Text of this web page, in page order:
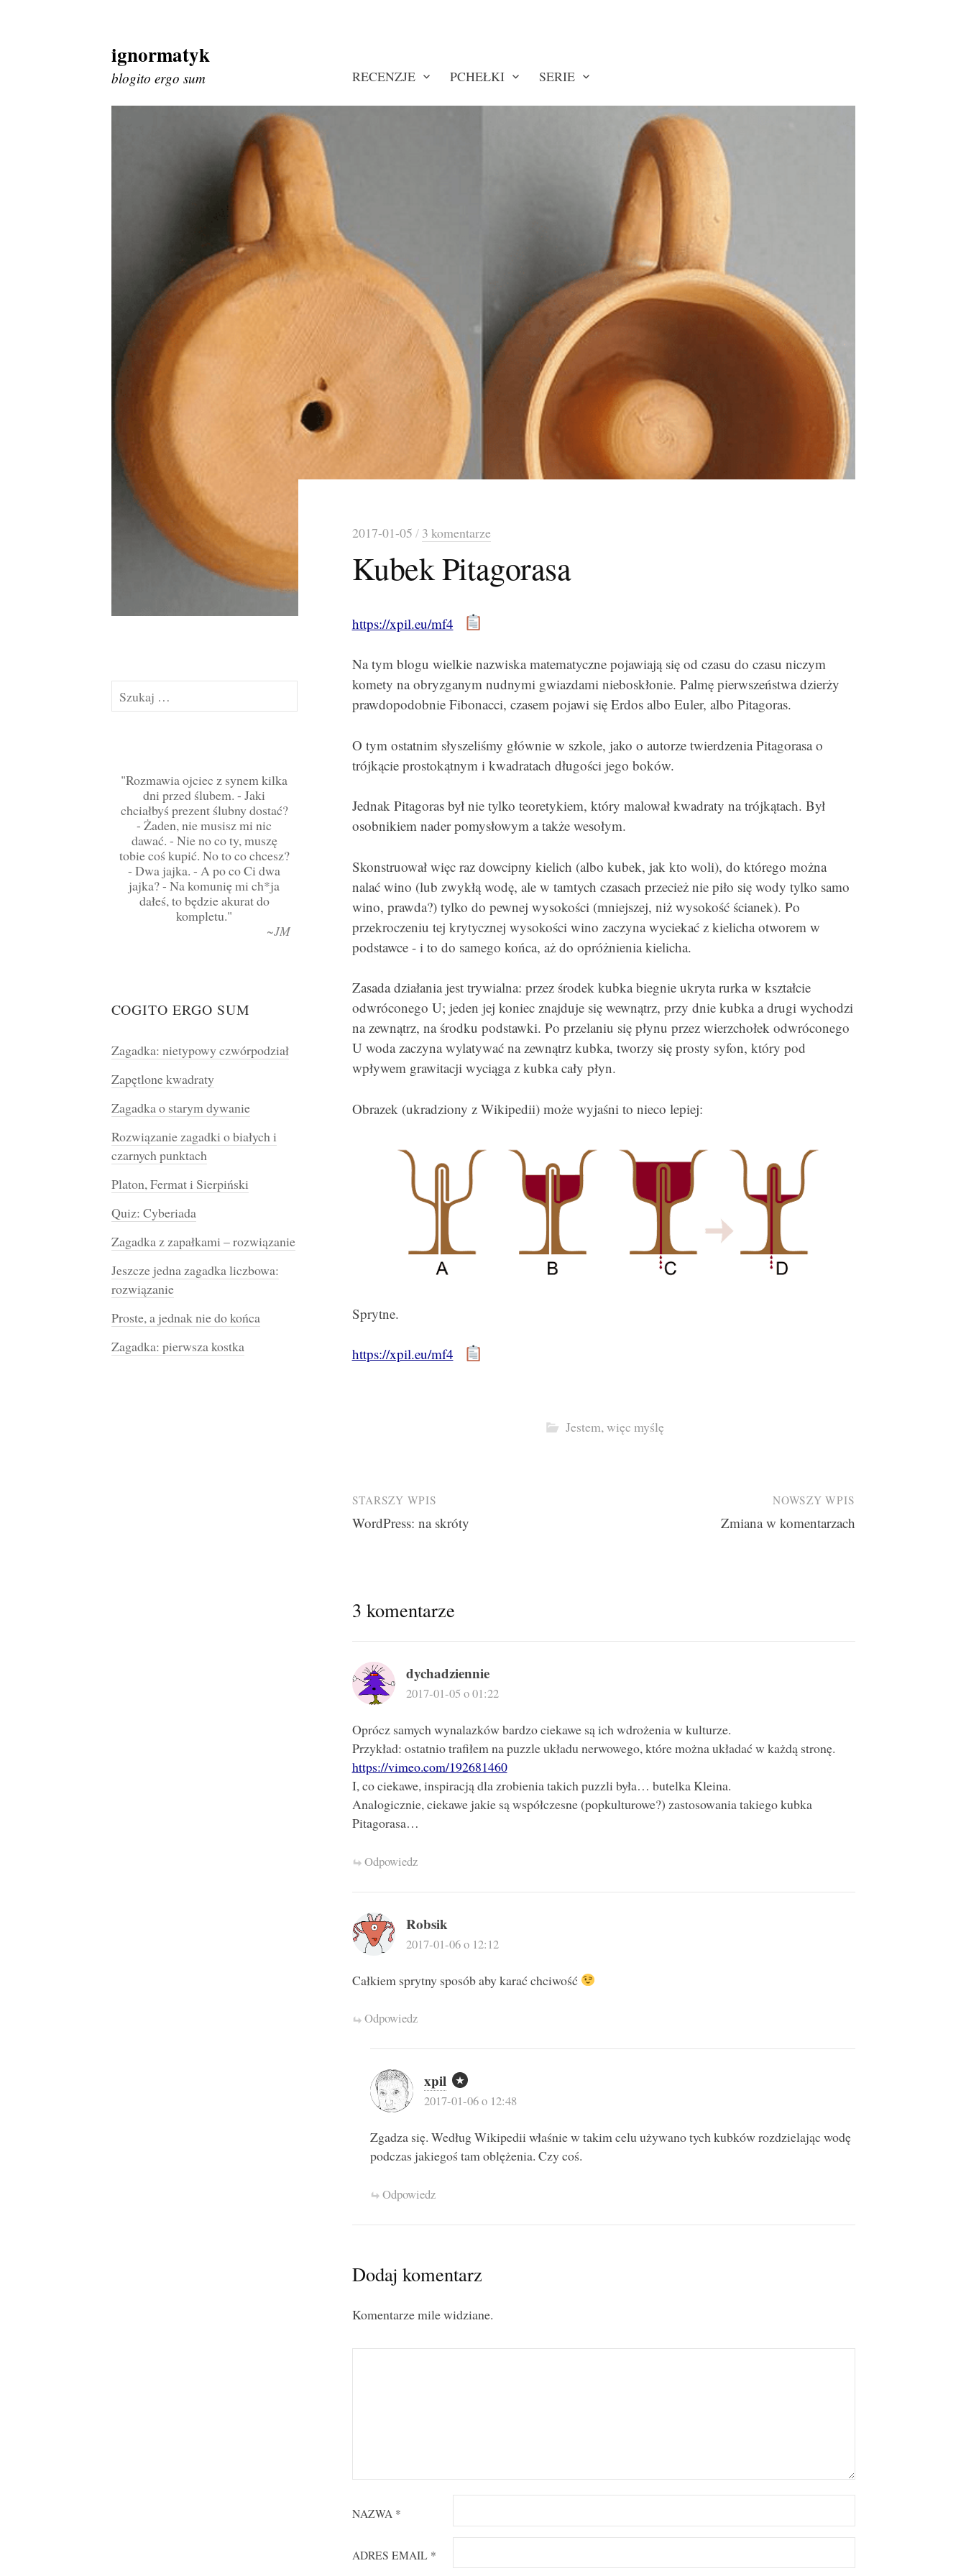
Skip
to
content
ignormatyk
blogito ergo sum RECENZJE PCHEŁKI SERIE
2017-01-05 / 3 komentarze
Kubek Pitagorasa
https://xpil.eu/mf4
Na tym blogu wielkie nazwiska matematyczne pojawiają się od czasu do czasu niczym
komety na obryzganym nudnymi gwiazdami nieboskłonie. Palmę pierwszeństwa dzierży
prawdopodobnie Fibonacci, czasem pojawi się Erdos albo Euler, albo Pitagoras.
O tym ostatnim słyszeliśmy głównie w szkole, jako o autorze twierdzenia Pitagorasa o
trójkącie prostokątnym i kwadratach długości jego boków.
Jednak Pitagoras był nie tylko teoretykiem, który malował kwadraty na trójkątach. Był
osobnikiem nader pomysłowym a także wesołym.
Skonstruował więc raz dowcipny kielich (albo kubek, jak kto woli), do którego można
nalać wino (lub zwykłą wodę, ale w tamtych czasach przecież nie piło się wody tylko samo
wino, prawda?) tylko do pewnej wysokości (mniejszej, niż wysokość ścianek). Po
przekroczeniu tej krytycznej wysokości wino zaczyna wyciekać z kielicha otworem w
podstawce - i to do samego końca, aż do opróżnienia kielicha.
Zasada działania jest trywialna: przez środek kubka biegnie ukryta rurka w kształcie
odwróconego U; jeden jej koniec znajduje się wewnątrz, przy dnie kubka a drugi wychodzi
na zewnątrz, na środku podstawki. Po przelaniu się płynu przez wierzchołek odwróconego
U woda zaczyna wylatywać na zewnątrz kubka, tworzy się prosty syfon, który pod
wpływem grawitacji wyciąga z kubka cały płyn.
Obrazek (ukradziony z Wikipedii) może wyjaśni to nieco lepiej:
Sprytne.
https://xpil.eu/mf4
Jestem, więc myślę
Post
STARSZY WPIS
WordPress: na skróty
NOWSZY WPIS
Zmiana w komentarzach
3 komentarze
dychadziennie
2017-01-05 o 01:22
Oprócz samych wynalazków bardzo ciekawe są ich wdrożenia w kulturze.
Przykład: ostatnio trafiłem na puzzle układu nerwowego, które można układać w każdą stronę.
https://vimeo.com/192681460
I, co ciekawe, inspiracją dla zrobienia takich puzzli była… butelka Kleina.
Analogicznie, ciekawe jakie są współczesne (popkulturowe?) zastosowania takiego kubka
Pitagorasa…
Odpowiedz
Robsik
2017-01-06 o 12:12
Całkiem sprytny sposób aby karać chciwość
Odpowiedz
xpil
2017-01-06 o 12:48
Zgadza się. Według Wikipedii właśnie w takim celu używano tych kubków rozdzielając wodę
podczas jakiegoś tam oblężenia. Czy coś.
Odpowiedz
Dodaj komentarz
Komentarze mile widziane.
NAZWA *
ADRES EMAIL *
Szukaj:
Rozmawia ojciec z synem kilka
dni przed ślubem. - Jaki
chciałbyś prezent ślubny dostać?
- Żaden, nie musisz mi nic
dawać. - Nie no co ty, muszę
tobie coś kupić. No to co chcesz?
- Dwa jajka. - A po co Ci dwa
jajka? - Na komunię mi ch*ja
dałeś, to będzie akurat do
kompletu.
~JM
COGITO ERGO SUM
Zagadka: nietypowy czwórpodział
Zapętlone kwadraty
Zagadka o starym dywanie
Rozwiązanie zagadki o białych i
czarnych punktach
Platon, Fermat i Sierpiński
Quiz: Cyberiada
Zagadka z zapałkami – rozwiązanie
Jeszcze jedna zagadka liczbowa:
rozwiązanie
Proste, a jednak nie do końca
Zagadka: pierwsza kostka